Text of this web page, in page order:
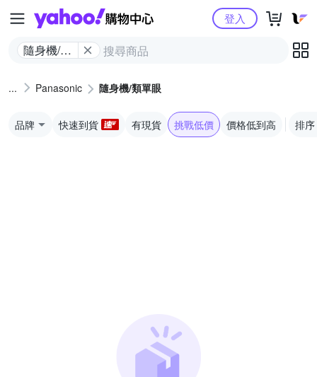
Yahoo購物中心
隨身機/類
登入
Panasonic 隨身機/類單眼
品牌 快速到貨 有現貨 挑戰低價 價格低到高 排序